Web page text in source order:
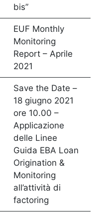
bis”
EUF Monthly
Monitoring
Report – Aprile
2021
Save the Date –
18 giugno 2021
ore 10.00 –
Applicazione
delle Linee
Guida EBA Loan
Origination &
Monitoring
all’attività di
factoring